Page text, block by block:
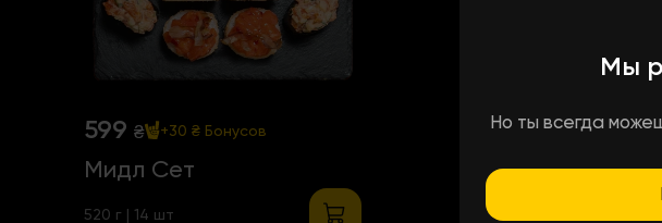
599 ₴ +30 ₴ Бонусов
Мидл Сет
520 г | 14 шт
Мы
Но ты всегда